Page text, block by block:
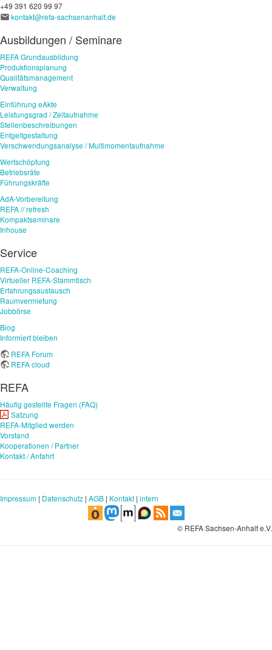
+49 391 620 99 97
kontakt@refa-sachsenanhalt.de
Ausbildungen / Seminare
REFA Grundausbildung
Produktionsplanung
Qualitätsmanagement
Verwaltung
Einführung eAkte
Leistungsgrad / Zeitaufnahme
Stellenbeschreibungen
Entgeltgestaltung
Verschwendungsanalyse / Multimomentaufnahme
Wertschöpfung
Betriebsräte
Führungskräfte
AdA-Vorbereitung
REFA // refresh
Kompaktseminare
Inhouse
Service
REFA-Online-Coaching
Virtueller REFA-Stammtisch
Erfahrungsaustausch
Raumvermietung
Jobbörse
Blog
Informiert bleiben
REFA Forum
REFA cloud
REFA
Häufig gestellte Fragen (FAQ)
Satzung
REFA-Mitglied werden
Vorstand
Kooperationen / Partner
Kontakt / Anfahrt
Impressum | Datenschutz | AGB | Kontakt | intern
© REFA Sachsen-Anhalt e.V.